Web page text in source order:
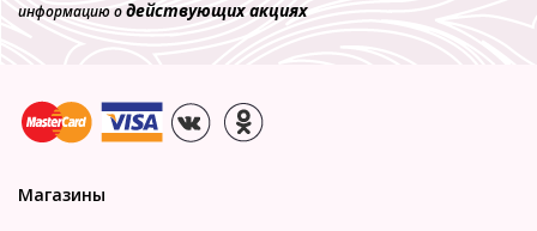
информацию одействующих акциях
Магазины